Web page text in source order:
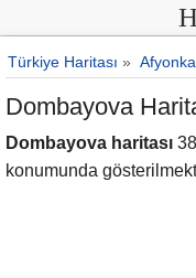
Türkiye Haritası »
Dombayova
Dombayova haritası
konumunda